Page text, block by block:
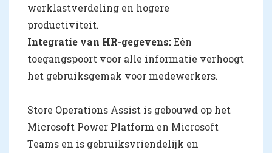
werklastverdeling en hogere
productiviteit.
Integratie van HR-gegevens:Eén
toegangspoort voor alle informatie verhoogt
het gebruiksgemak voor medewerkers.
Store Operations Assist is gebouwd op het
Microsoft Power Platform en Microsoft
Teams en is gebruiksvriendelijk en